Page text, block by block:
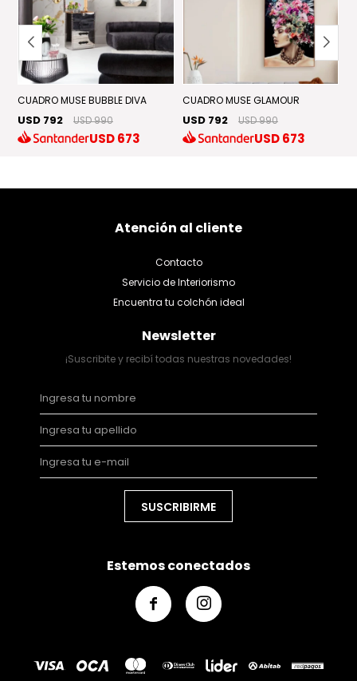
CUADRO MUSE BUBBLE DIVA
USD 792 USD 990
USD673
CUADRO MUSE GLAMOUR
USD 792 USD 990
USD673
Atención al cliente
Contacto
Servicio de Interiorismo
Encuentra tu colchón ideal
Newsletter
¡Suscribite y recibí todas nuestras novedades!
SUSCRIBIRME
Estemos conectados
 